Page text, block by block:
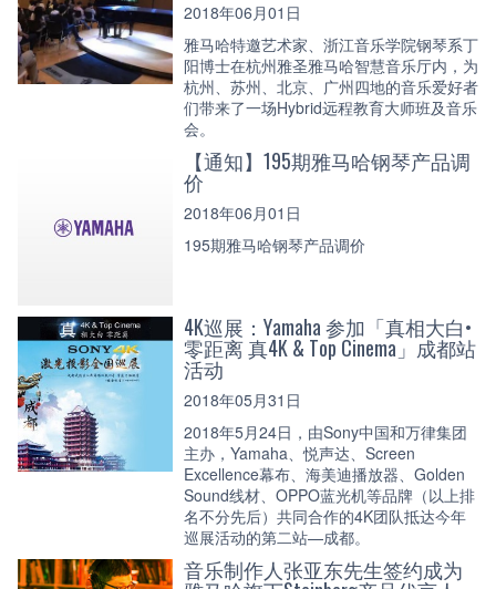
2018年06月01日
雅马哈特邀艺术家、浙江音乐学院钢琴系丁
阳博士在杭州雅圣雅马哈智慧音乐厅内，为
杭州、苏州、北京、广州四地的音乐爱好者
们带来了一场Hybrid远程教育大师班及音乐
会。
【通知】195期雅马哈钢琴产品调
价
2018年06月01日
195期雅马哈钢琴产品调价
4K巡展：Yamaha 参加「真相大白•
零距离 真4K & Top Cinema」成都站
活动
2018年05月31日
2018年5月24日，由Sony中国和万律集团
主办，Yamaha、悦声达、Screen
Excellence幕布、海美迪播放器、Golden
Sound线材、OPPO蓝光机等品牌（以上排
名不分先后）共同合作的4K团队抵达今年
巡展活动的第二站—成都。
音乐制作人张亚东先生签约成为